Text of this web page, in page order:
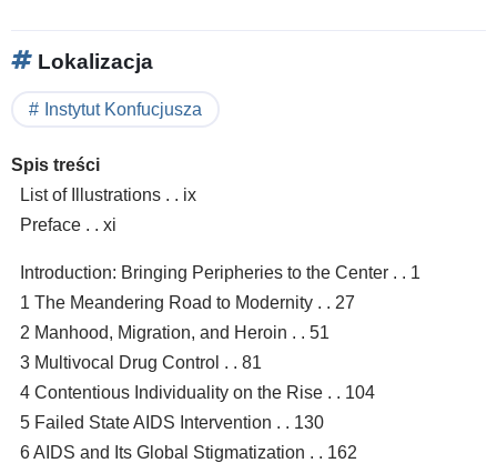
Lokalizacja
Instytut Konfucjusza
Spis treści
List of Illustrations . . ix
Preface . . xi
Introduction: Bringing Peripheries to the Center . . 1
1 The Meandering Road to Modernity . . 27
2 Manhood, Migration, and Heroin . . 51
3 Multivocal Drug Control . . 81
4 Contentious Individuality on the Rise . . 104
5 Failed State AIDS Intervention . . 130
6 AIDS and Its Global Stigmatization . . 162